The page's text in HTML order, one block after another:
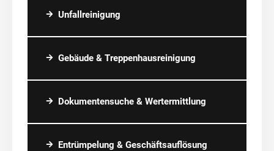
Unfallreinigung
Gebäude & Treppenhausreinigung
Dokumentensuche & Wertermittlung
Entrümpelung & Geschäftsauflösung